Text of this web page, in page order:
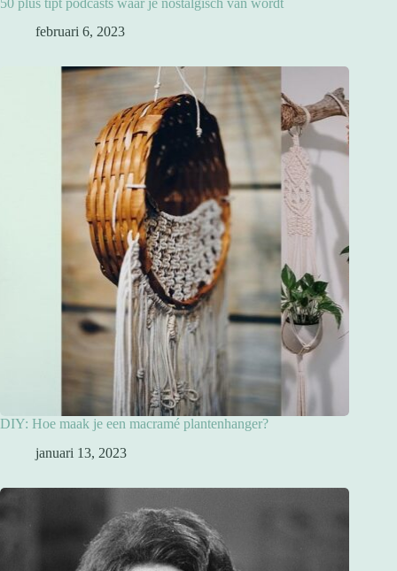
februari 6, 2023
DIY: Hoe maak je een macramé plantenhanger?
januari 13, 2023